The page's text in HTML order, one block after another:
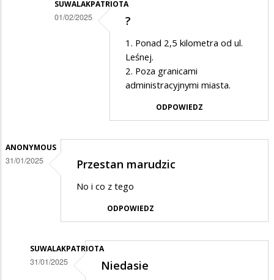
odpowiedzi
SUWALAKPATRIOTA
01/02/2025
Nic
ma
?
1. Ponad 2,5 kilometra od ul.
Leśnej.
2. Poza granicami
administracyjnymi miasta.
ODPOWIEDZ
ANONYMOUS
31/01/2025 Przestan marudzic
No i co z tego
ODPOWIEDZ
SUWALAKPATRIOTA
31/01/2025 Niedasie